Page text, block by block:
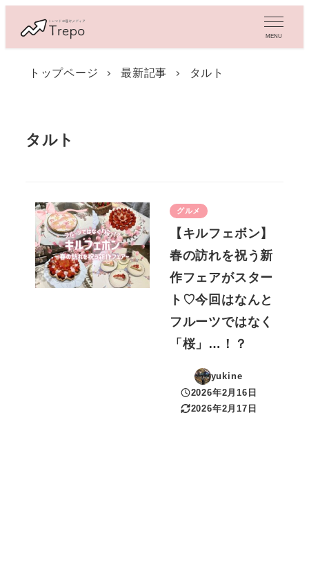
MENU
トップページ 最新記事 タルト
タルト
グルメ
【キルフェボン】
春の訪れを祝う新
作フェアがスター
ト♡今回はなんと
フルーツではなく
「桜」…！？
yukine
投稿日
2026年2月16日
更新日
2026年2月17日